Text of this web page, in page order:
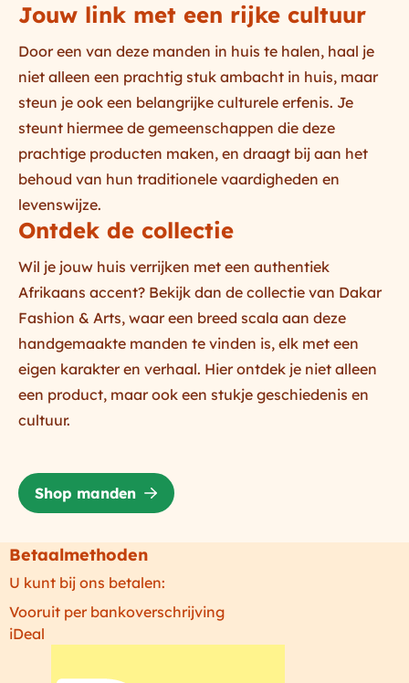
Jouw link met een rijke cultuur
Door een van deze manden in huis te halen, haal je
niet alleen een prachtig stuk ambacht in huis, maar
steun je ook een belangrijke culturele erfenis. Je
steunt hiermee de gemeenschappen die deze
prachtige producten maken, en draagt bij aan het
behoud van hun traditionele vaardigheden en
levenswijze.
Ontdek de collectie
Wil je jouw huis verrijken met een authentiek
Afrikaans accent? Bekijk dan de collectie van Dakar
Fashion & Arts, waar een breed scala aan deze
handgemaakte manden te vinden is, elk met een
eigen karakter en verhaal. Hier ontdek je niet alleen
een product, maar ook een stukje geschiedenis en
cultuur.
Shop manden
Betaalmethoden
U kunt bij ons betalen:
Vooruit per bankoverschrijving
iDeal